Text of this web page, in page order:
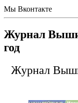
Мы Вконтакте
Журнал
год
Журнал